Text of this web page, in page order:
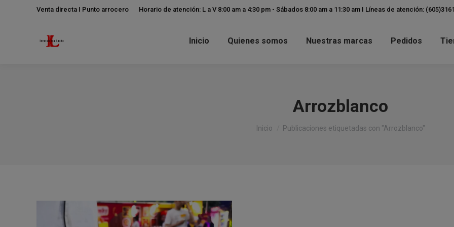
Venta directa I Punto arrocero Horario de atención: L a V 8:00 am a 4:30 pm - Sábados 8:00 am a 11:30 am I Líneas de atención:
Inicio Quienes somos Nuestras marcas Pedidos
Arrozblanco
Estás aquí:
Inicio Publicaciones etiquetadas con "Arrozblanco"
modal-check